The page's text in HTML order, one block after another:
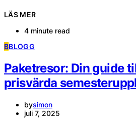
LÄS MER
4 minute read
BBLOGG
Paketresor: Din guide
prisvärda
bysimon
juli 7, 2025